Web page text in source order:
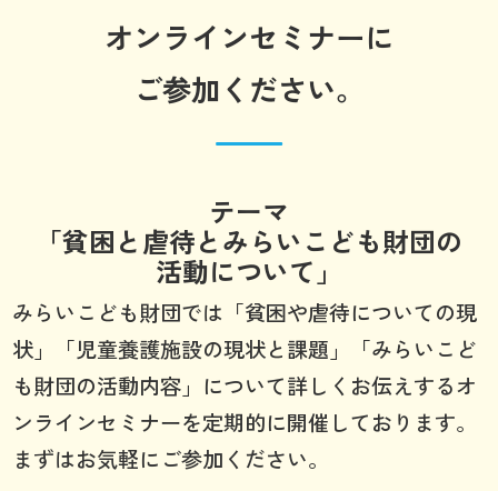
オンラインセミナーに
ご参加ください。
テーマ
「貧困と虐待とみらいこども財団の
活動について」
みらいこども財団では「貧困や虐待についての現
状」「児童養護施設の現状と課題」「みらいこど
も財団の活動内容」について詳しくお伝えするオ
ンラインセミナーを定期的に開催しております。
まずはお気軽にご参加ください。